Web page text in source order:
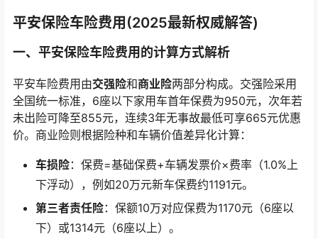
平安保险车险费用(2025最新权威解答)
一、平安保险车险费用的计算方式解析
平安车险费用由交强险和商业险两部分构成。交强险采用
全国统一标准，6座以下家用车首年保费为950元，次年若
未出险可降至855元，连续3年无事故最低可享665元优惠
价。商业险则根据险种和车辆价值差异化计算：
车损险：保费=基础保费+车辆发票价×费率（1.0%上
下浮动），例如20万元新车保费约1191元。
第三者责任险：保额10万对应保费为1170元（6座以
下）或1314元（6座以上）。